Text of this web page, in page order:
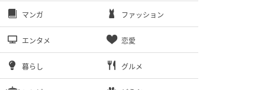
マンガ ファッション
エンタメ 恋愛
暮らし グルメ